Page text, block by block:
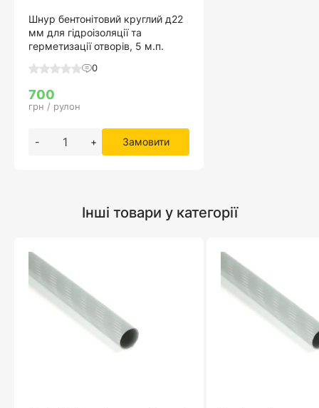
Шнур бентонітовий круглий д22
мм для гідроізоляції та
герметизації отворів, 5 м.п.
0
700
грн / рулон
- + Замовити
Інші товари у категорії